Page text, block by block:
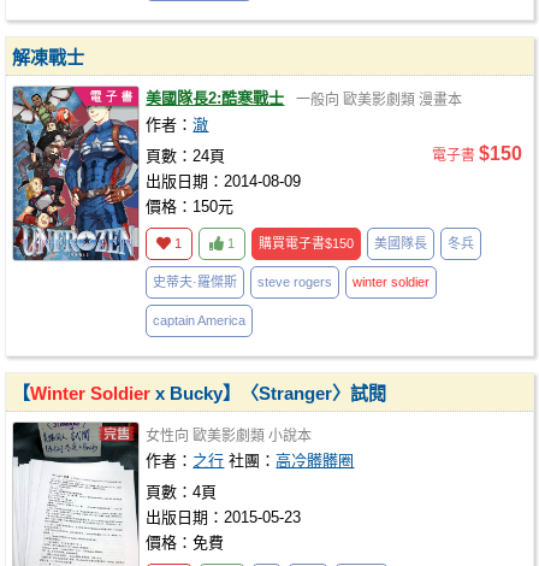
解凍戰士
美國隊長2:酷寒戰士 一般向 歐美影劇類 漫畫本
作者：澈
頁數：24頁
出版日期：2014-08-09
價格：150元
電子書 $150
1 1 購買電子書$150 美國隊長 冬兵
史蒂夫·羅傑斯 steve rogers winter soldier
captain America
【Winter Soldier x Bucky】〈Stranger〉試閱
女性向 歐美影劇類 小說本
作者： 之行 社團：高冷髒髒圈
頁數：4頁
出版日期：2015-05-23
價格：免費